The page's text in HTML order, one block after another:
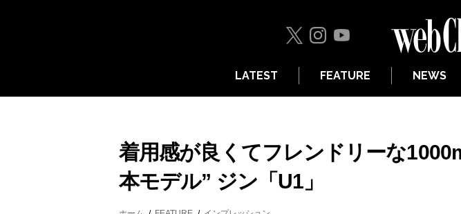
LATEST FEATURE NEWS
着用感が良くてフレンドリーな
本モデル” ジン「U1」